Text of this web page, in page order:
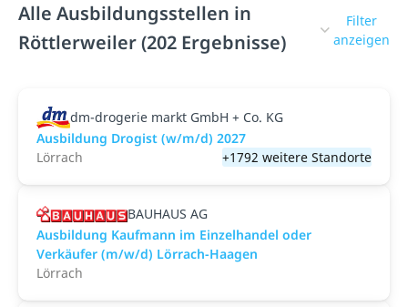
Alle Ausbildungsstellen in
Röttlerweiler (202 Ergebnisse)
Filter
anzeigen
dm-drogerie markt GmbH + Co. KG
Ausbildung Drogist (w/m/d) 2027
Lörrach
+1792 weitere Standorte
BAUHAUS AG
Ausbildung Kaufmann im Einzelhandel oder
Verkäufer (m/w/d) Lörrach-Haagen
Lörrach